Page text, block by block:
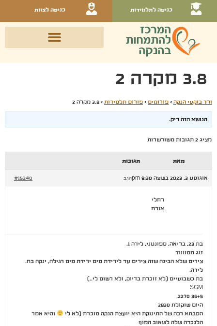
כניסה לתלמידות כניסה לצוות
3.8 מקרה 2
ורד בוקעי הנקה › פורומים › פורום תלמידות › 3.8 מקרה 2
הנושא הזה ריק.
מציג 2 תגובות משורשרות
מאת תגובות
אוגוסט 3, 2023 בשעה 9:30 pm #15240 הגב
רחלי
אורח
בת 23, בריאה, ספונטני, לידה 1.
זוג חמווווד
צירים שלא הבינה שזה צירים עד לירידת מים ירידת מים רגילה, ינקה בח.
לידה.
בת כשבועיים (לא זוכרת בדיוק, ולא רשום לי..)
SGM
36+5 2270,
היום שוקולת 2830
הסבתא רבה של התינוקת היא יועצת הנקה מוכרת (לא לי
והיא אמר
הלנכדה שלה לשאוב המון!